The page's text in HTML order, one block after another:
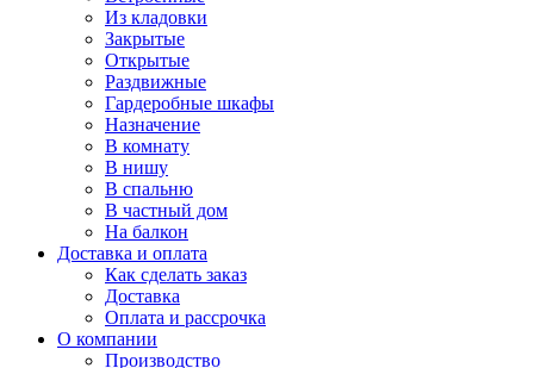
Из кладовки
Закрытые
Открытые
Раздвижные
Гардеробные шкафы
Назначение
В комнату
В нишу
В спальню
В частный дом
На балкон
Доставка и оплата
Как сделать заказ
Доставка
Оплата и рассрочка
О компании
Производство